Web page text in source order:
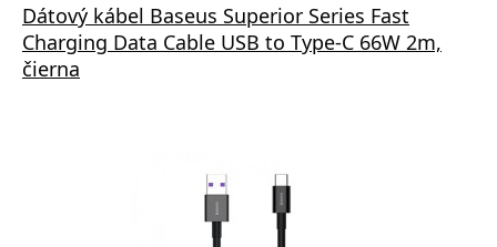
Dátový kábel Baseus Superior Series Fast
Charging Data Cable USB to Type-C 66W 2m,
čierna